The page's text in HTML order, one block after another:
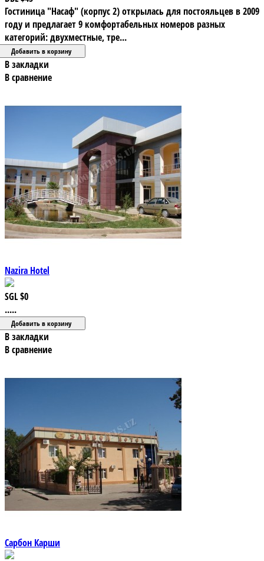
Гостиница "Насаф" (корпус 2) открылась для постояльцев в 2009
году и предлагает 9 комфортабельных номеров разных
категорий: двухместные, тре...
В закладки
В сравнение
Nazira Hotel
SGL$0
.....
В закладки
В сравнение
Сарбон Карши